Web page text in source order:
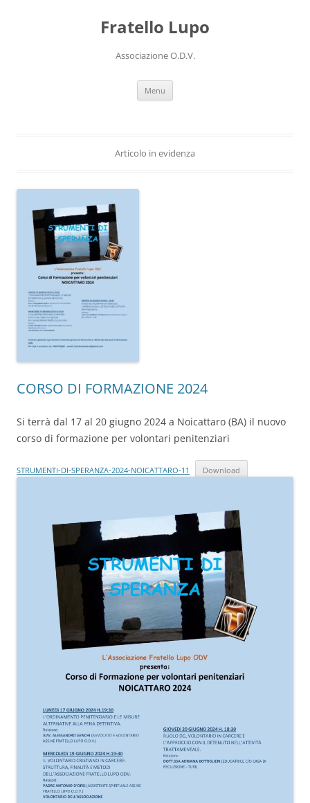
Fratello Lupo
Associazione O.D.V.
Menu
Articolo in evidenza
CORSO DI FORMAZIONE 2024
Si terrà dal 17 al 20 giugno 2024 a Noicattaro (BA) il nuovo
corso di formazione per volontari penitenziari
STRUMENTI-DI-SPERANZA-2024-NOICATTARO-11 Download